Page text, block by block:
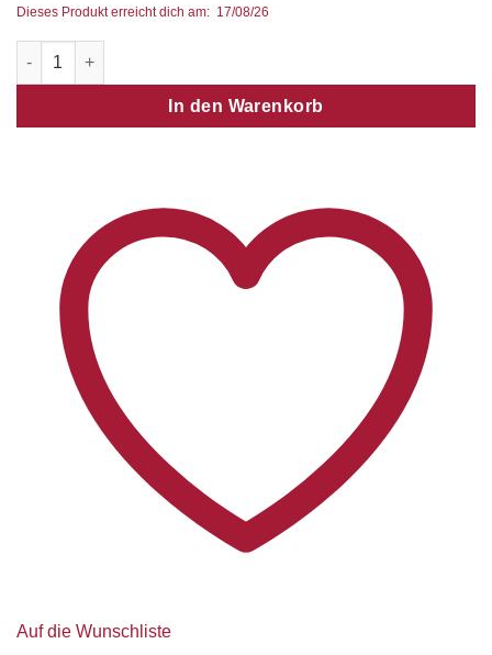
Dieses Produkt erreicht dich am: 17/08/26
Gomera Modullounge Eckteil Menge
In den Warenkorb
Auf die Wunschliste